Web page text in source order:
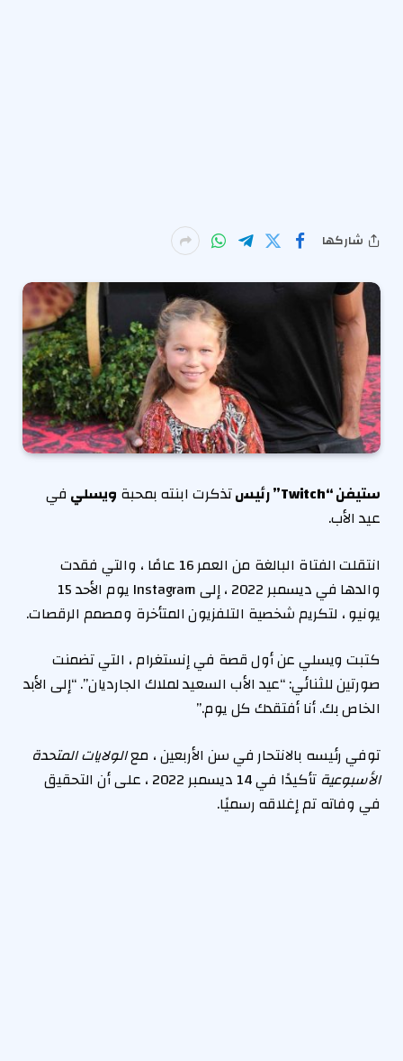
شاركها
ستيفن “Twitch” رئيس تذكرت ابنته بمحبة ويسلي في
عيد الأب.
انتقلت الفتاة البالغة من العمر 16 عامًا ، والتي فقدت
والدها في ديسمبر 2022 ، إلى Instagram يوم الأحد 15
يونيو ، لتكريم شخصية التلفزيون المتأخرة ومصمم الرقصات.
كتبت ويسلي عن أول قصة في إنستغرام ، التي تضمنت
صورتين للثنائي: “عيد الأب السعيد لملاك الجارديان”. “إلى الأبد
الخاص بك. أنا أفتقدك كل يوم.”
توفي رئيسه بالانتحار في سن الأربعين ، معالولايات المتحدة
الأسبوعية
تأكيدًا في 14 ديسمبر 2022 ، على أن التحقيق
في وفاته تم إغلاقه رسميًا.